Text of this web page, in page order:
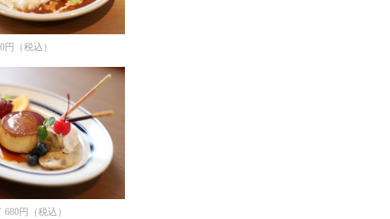
円（税込）
円（税込）